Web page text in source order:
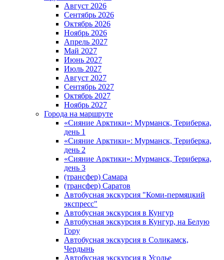
Август 2026
Сентябрь 2026
Октябрь 2026
Ноябрь 2026
Апрель 2027
Май 2027
Июнь 2027
Июль 2027
Август 2027
Сентябрь 2027
Октябрь 2027
Ноябрь 2027
Города на маршруте
«Сияние Арктики»: Мурманск, Териберка,
день 1
«Сияние Арктики»: Мурманск, Териберка,
день 2
«Сияние Арктики»: Мурманск, Териберка,
день 3
(трансфер) Самара
(трансфер) Саратов
Автобусная экскурсия "Коми-пермяцкий
экспресс"
Автобусная экскурсия в Кунгур
Автобусная экскурсия в Кунгур, на Белую
Гору
Автобусная экскурсия в Соликамск,
Чердынь
Автобусная экскурсия в Усолье